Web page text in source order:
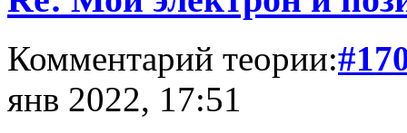
Комментарий теории:
янв 2022, 17:51